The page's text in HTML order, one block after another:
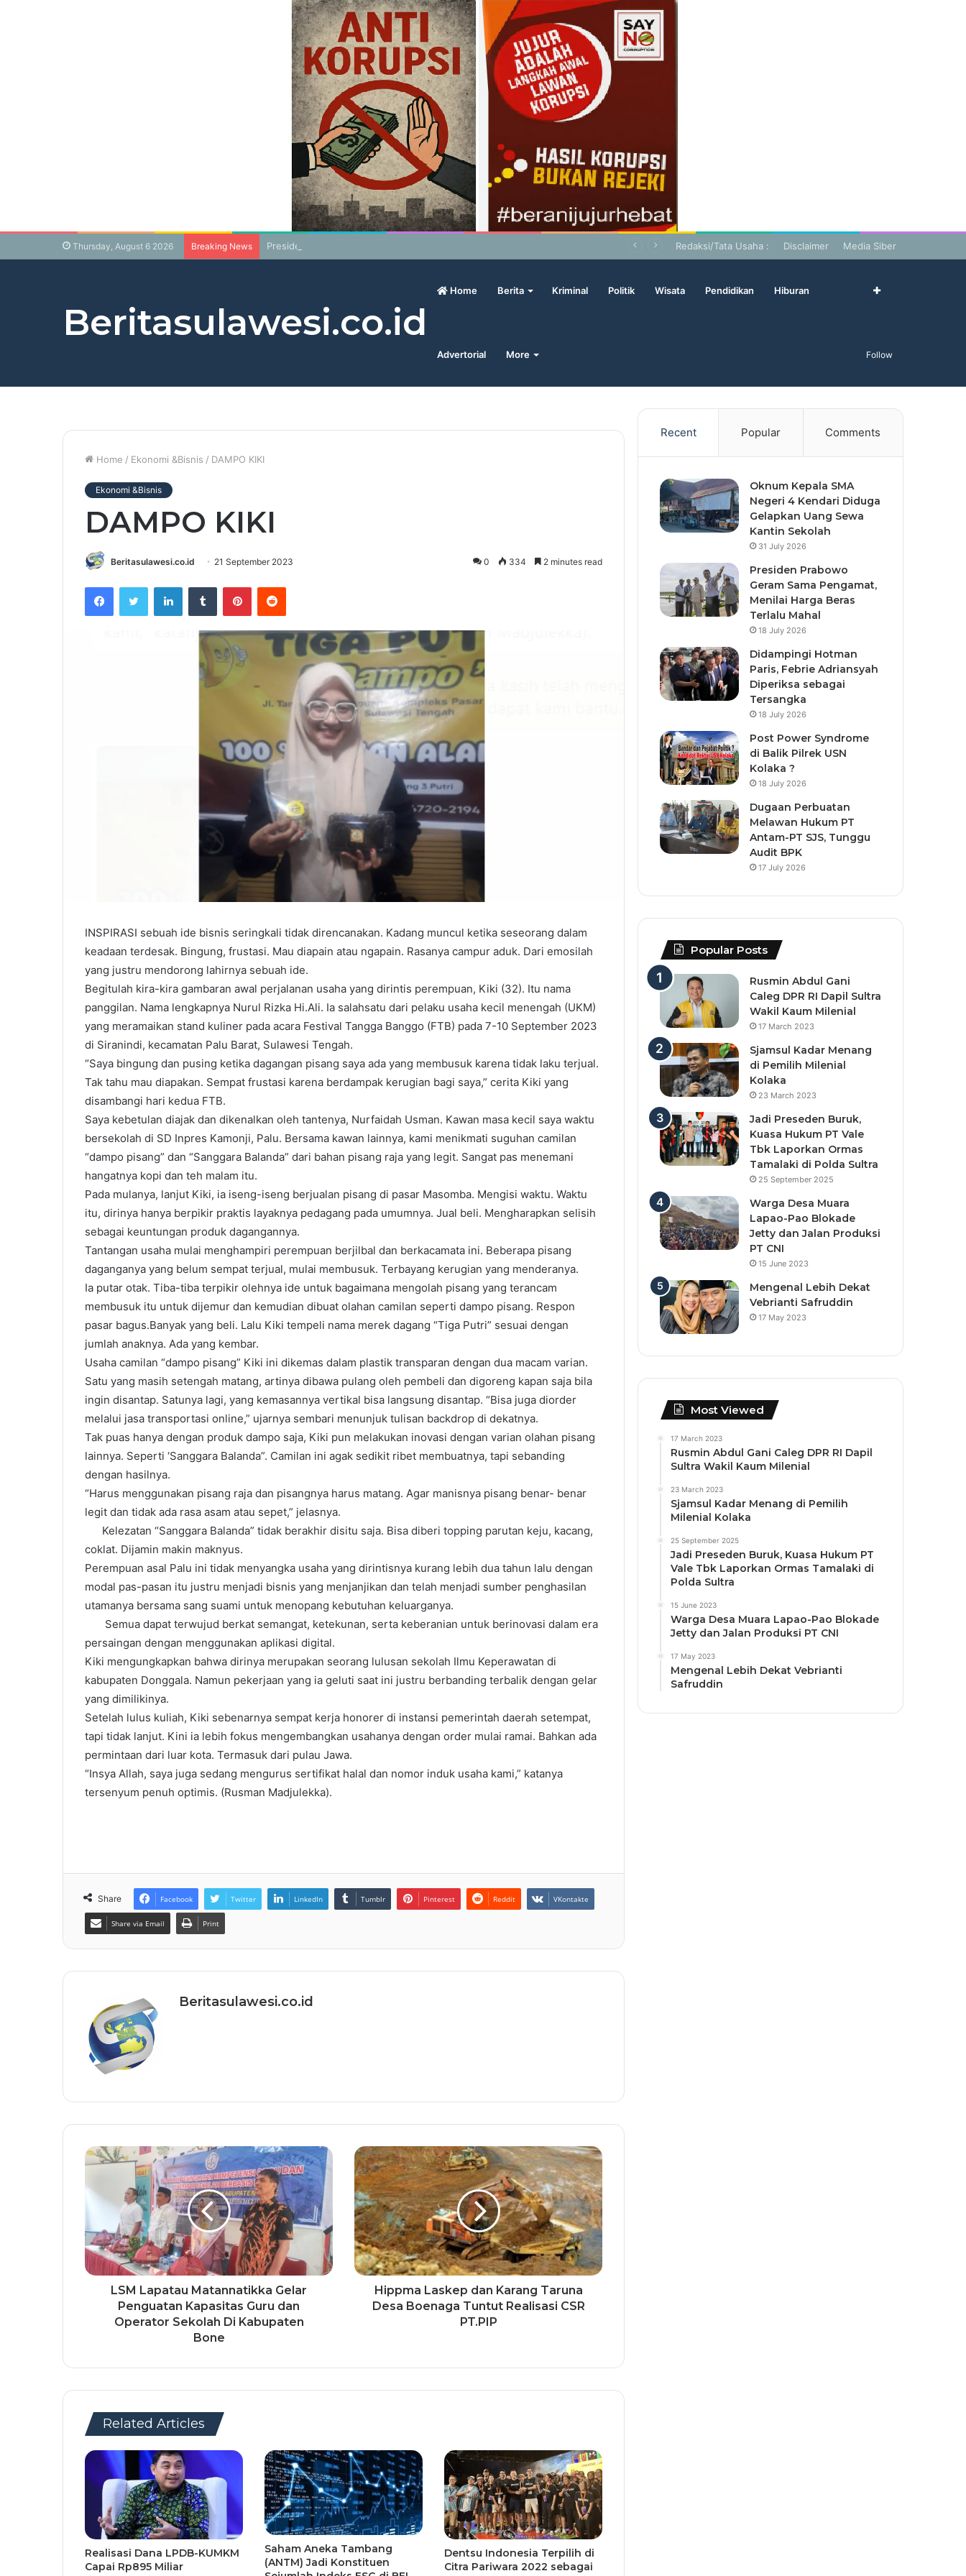
Thursday, August 6 2026 Breaking News Presiden Prabowo Geram Sama Pengamat, Menilai Harga Beras Terlalu Mahal Redaksi/Tata Usaha : Disclaimer Media Siber
Beritasulawesi.co.id
Home Berita Kriminal Politik Wisata Pendidikan Hiburan
Advertorial More Follow
Home / Ekonomi &Bisnis / DAMPO KIKI
Ekonomi &Bisnis
DAMPO KIKI
Beritasulawesi.co.id 21 September 2023 0 334 2 minutes read
INSPIRASI sebuah ide bisnis seringkali tidak direncanakan. Kadang muncul ketika seseorang dalam
keadaan terdesak. Bingung, frustasi. Mau diapain atau ngapain. Rasanya campur aduk. Dari emosilah
yang justru mendorong lahirnya sebuah ide.
Begitulah kira-kira gambaran awal perjalanan usaha yang dirintis perempuan, Kiki (32). Itu nama
panggilan. Nama lengkapnya Nurul Rizka Hi.Ali. Ia salahsatu dari pelaku usaha kecil menengah (UKM)
yang meramaikan stand kuliner pada acara Festival Tangga Banggo (FTB) pada 7-10 September 2023
di Siranindi, kecamatan Palu Barat, Sulawesi Tengah.
“Saya bingung dan pusing ketika dagangan pisang saya ada yang membusuk karena tidak laku terjual.
Tak tahu mau diapakan. Sempat frustasi karena berdampak kerugian bagi saya,” cerita Kiki yang
disambangi hari kedua FTB.
Saya kebetulan diajak dan dikenalkan oleh tantenya, Nurfaidah Usman. Kawan masa kecil saya waktu
bersekolah di SD Inpres Kamonji, Palu. Bersama kawan lainnya, kami menikmati suguhan camilan
“dampo pisang” dan “Sanggara Balanda” dari bahan pisang raja yang legit. Sangat pas menemani
hangatnya kopi dan teh malam itu.
Pada mulanya, lanjut Kiki, ia iseng-iseng berjualan pisang di pasar Masomba. Mengisi waktu. Waktu
itu, dirinya hanya berpikir praktis layaknya pedagang pada umumnya. Jual beli. Mengharapkan selisih
sebagai keuntungan produk dagangannya.
Tantangan usaha mulai menghampiri perempuan berjilbal dan berkacamata ini. Beberapa pisang
daganganya yang belum sempat terjual, mulai membusuk. Terbayang kerugian yang menderanya.
Ia putar otak. Tiba-tiba terpikir olehnya ide untuk bagaimana mengolah pisang yang terancam
membusuk itu untuk dijemur dan kemudian dibuat olahan camilan seperti dampo pisang. Respon
pasar bagus.Banyak yang beli. Lalu Kiki tempeli nama merek dagang “Tiga Putri” sesuai dengan
jumlah anaknya. Ada yang kembar.
Usaha camilan “dampo pisang” Kiki ini dikemas dalam plastik transparan dengan dua macam varian.
Satu yang masih setengah matang, artinya dibawa pulang oleh pembeli dan digoreng kapan saja bila
ingin disantap. Satunya lagi, yang kemasannya vertikal bisa langsung disantap. “Bisa juga diorder
melalui jasa transportasi online,” ujarnya sembari menunjuk tulisan backdrop di dekatnya.
Tak puas hanya dengan produk dampo saja, Kiki pun melakukan inovasi dengan varian olahan pisang
lainnya. Seperti ‘Sanggara Balanda”. Camilan ini agak sedikit ribet membuatnya, tapi sebanding
dengan hasilnya.
“Harus menggunakan pisang raja dan pisangnya harus matang. Agar manisnya pisang benar- benar
legit dan tidak ada rasa asam atau sepet,” jelasnya.
Kelezatan “Sanggara Balanda” tidak berakhir disitu saja. Bisa diberi topping parutan keju, kacang,
coklat. Dijamin makin maknyus.
Perempuan asal Palu ini tidak menyangka usaha yang dirintisnya kurang lebih dua tahun lalu dengan
modal pas-pasan itu justru menjadi bisnis yang menjanjikan dan telah menjadi sumber penghasilan
utamanya bersama sang suami untuk menopang kebutuhan keluarganya.
Semua dapat terwujud berkat semangat, ketekunan, serta keberanian untuk berinovasi dalam era
persaingan dengan menggunakan aplikasi digital.
Kiki mengungkapkan bahwa dirinya merupakan seorang lulusan sekolah Ilmu Keperawatan di
kabupaten Donggala. Namun pekerjaan yang ia geluti saat ini justru berbanding terbalik dengan gelar
yang dimilikinya.
Setelah lulus kuliah, Kiki sebenarnya sempat kerja honorer di instansi pemerintah daerah setempat,
tapi tidak lanjut. Kini ia lebih fokus mengembangkan usahanya dengan order mulai ramai. Bahkan ada
permintaan dari luar kota. Termasuk dari pulau Jawa.
“Insya Allah, saya juga sedang mengurus sertifikat halal dan nomor induk usaha kami,” katanya
tersenyum penuh optimis. (Rusman Madjulekka).
Share Facebook Twitter LinkedIn Tumblr Pinterest Reddit VKontakte
Share via Email Print
Beritasulawesi.co.id
LSM Lapatau Matannatikka Gelar
Penguatan Kapasitas Guru dan
Operator Sekolah Di Kabupaten
Bone
Hippma Laskep dan Karang Taruna
Desa Boenaga Tuntut Realisasi CSR
PT.PIP
Related Articles
Realisasi Dana LPDB-KUMKM
Capai Rp895 Miliar
Saham Aneka Tambang
(ANTM) Jadi Konstituen
Dentsu Indonesia Terpilih di
Citra Pariwara 2022 sebagai
Recent Popular Comments
Oknum Kepala SMA
Negeri 4 Kendari Diduga
Gelapkan Uang Sewa
Kantin Sekolah
31 July 2026
Presiden Prabowo
Geram Sama Pengamat,
Menilai Harga Beras
Terlalu Mahal
18 July 2026
Didampingi Hotman
Paris, Febrie Adriansyah
Diperiksa sebagai
Tersangka
18 July 2026
Post Power Syndrome
di Balik Pilrek USN
Kolaka ?
18 July 2026
Dugaan Perbuatan
Melawan Hukum PT
Antam-PT SJS, Tunggu
Audit BPK
17 July 2026
Popular Posts
Rusmin Abdul Gani
Caleg DPR RI Dapil Sultra
Wakil Kaum Milenial
17 March 2023
Sjamsul Kadar Menang
di Pemilih Milenial
Kolaka
23 March 2023
Jadi Preseden Buruk,
Kuasa Hukum PT Vale
Tbk Laporkan Ormas
Tamalaki di Polda Sultra
25 September 2025
Warga Desa Muara
Lapao-Pao Blokade
Jetty dan Jalan Produksi
PT CNI
15 June 2023
Mengenal Lebih Dekat
Vebrianti Safruddin
17 May 2023
Most Viewed
17 March 2023
Rusmin Abdul Gani Caleg DPR RI Dapil
Sultra Wakil Kaum Milenial
23 March 2023
Sjamsul Kadar Menang di Pemilih
Milenial Kolaka
25 September 2025
Jadi Preseden Buruk, Kuasa Hukum PT
Vale Tbk Laporkan Ormas Tamalaki di
Polda Sultra
15 June 2023
Warga Desa Muara Lapao-Pao Blokade
Jetty dan Jalan Produksi PT CNI
17 May 2023
Mengenal Lebih Dekat Vebrianti
Safruddin